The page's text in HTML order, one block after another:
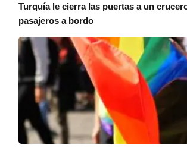
Turquía le cierra las puertas a un
pasajeros a bordo